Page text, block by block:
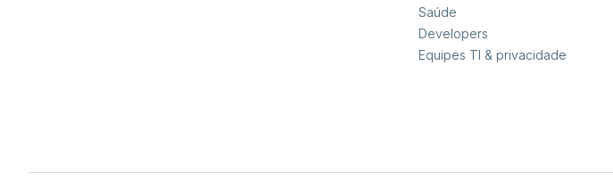
Saúde
Developers
Equipes TI & privacidade